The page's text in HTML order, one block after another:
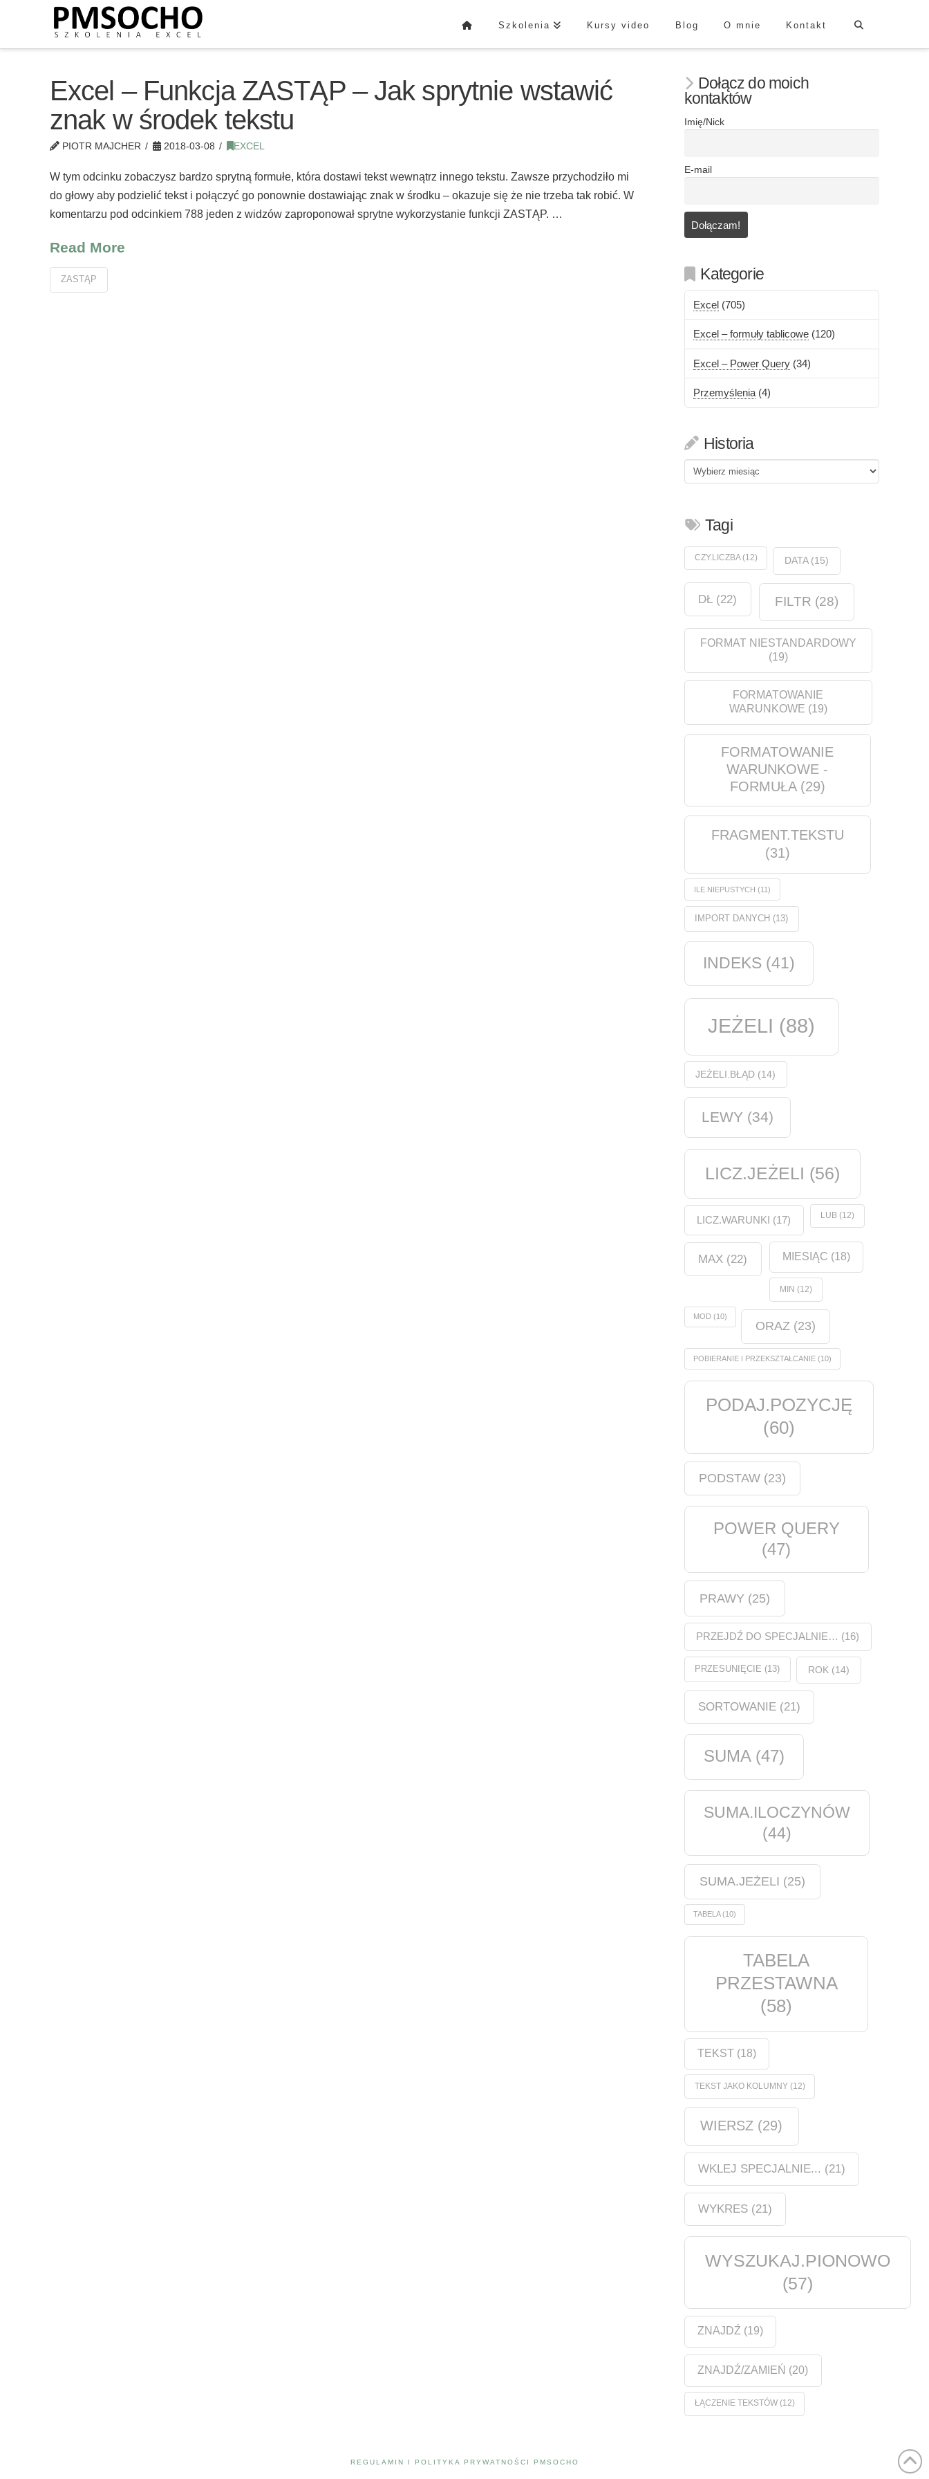
Szkolenia Kursy video Blog O mnie Kontakt
Excel – Funkcja ZASTĄP – Jak sprytnie wstawić
znak w środek tekstu
PIOTR MAJCHER 2018-03-08 EXCEL
W tym odcinku zobaczysz bardzo sprytną formułe, która dostawi tekst wewnątrz innego tekstu. Zawsze przychodziło mi
do głowy aby podzielić tekst i połączyć go ponownie dostawiając znak w środku – okazuje się że nie trzeba tak robić. W
komentarzu pod odcinkiem 788 jeden z widzów zaproponował sprytne wykorzystanie funkcji ZASTĄP. …
Read More
ZASTĄP
Dołącz do moich
kontaktów
Imię/Nick
E-mail
Kategorie
Excel (705)
Excel – formuły tablicowe (120)
Excel – Power Query (34)
Przemyślenia (4)
Historia
Historia
Tagi
CZY.LICZBA(12) DATA(15)
DŁ (22) FILTR (28)
FORMAT NIESTANDARDOWY
(19)
FORMATOWANIE
WARUNKOWE (19)
FORMATOWANIE
WARUNKOWE -
FORMUŁA(29)
FRAGMENT.TEKSTU
(31)
ILE.NIEPUSTYCH (11)
IMPORT DANYCH (13)
INDEKS (41)
JEŻELI (88)
JEŻELI.BŁĄD (14)
LEWY (34)
LICZ.JEŻELI (56)
LICZ.WARUNKI (17) LUB(12)
MAX (22) MIESIĄC (18)
MIN (12)
MOD(10)
ORAZ (23)
POBIERANIE I PRZEKSZTAŁCANIE(10)
PODAJ.POZYCJĘ
(60)
PODSTAW(23)
POWER QUERY
(47)
PRAWY(25)
PRZEJDŹ DO SPECJALNIE… (16)
PRZESUNIĘCIE (13) ROK (14)
SORTOWANIE(21)
SUMA(47)
SUMA.ILOCZYNÓW
(44)
SUMA.JEŻELI (25)
TABELA(10)
TABELA
PRZESTAWNA
(58)
TEKST(18)
TEKST JAKO KOLUMNY(12)
WIERSZ (29)
WKLEJ SPECJALNIE... (21)
WYKRES(21)
WYSZUKAJ.PIONOWO
(57)
ZNAJDŹ (19)
ZNAJDŹ/ZAMIEŃ (20)
ŁĄCZENIE TEKSTÓW(12)
REGULAMIN I POLITYKA PRYWATNOŚCI PMSOCHO